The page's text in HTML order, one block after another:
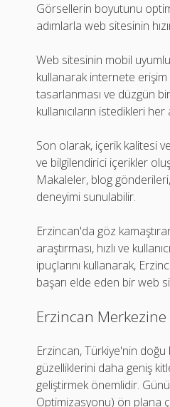
Görsellerin boyutunu
adımlarla web sitesinin
Web sitesinin mobil
kullanarak internete
tasarlanması ve düzgün
kullanıcıların istedikleri
Son olarak, içerik kalitesi
ve bilgilendirici içerikler
Makaleler, blog
deneyimi sunulabilir.
Erzincan'da göz
araştırması, hızlı ve
ipuçlarını kullanarak,
başarı elde eden bir web
Erzincan Merkezine
Erzincan, Türkiye'nin
güzelliklerini daha geniş
geliştirmek önemlidir.
Optimizasyonu) ön plana